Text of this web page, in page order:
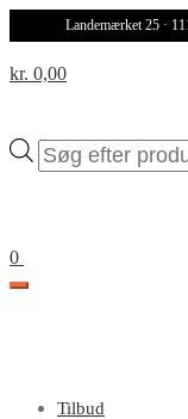
Landemærket 25 ·
Products
search
kr. 0,00
0
Tilbud